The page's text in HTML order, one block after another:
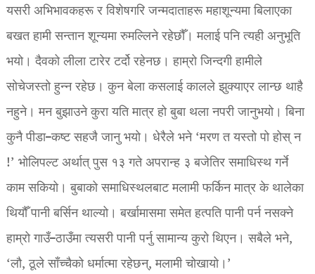
यसरी अभिभावकहरू र विशेषगरि जन्मदाताहरू महाशून्यमा बिलाएका
बखत हामी सन्तान शून्यमा रुमल्लिने रहेछौँ। मलाई पनि त्यही अनुभूति
भयो। दैवको लीला टारेर टर्दो रहेनछ। हाम्रो जिन्दगी हामीले
सोचेजस्तो हुन्न रहेछ। कुन बेला कसलाई कालले झुक्याएर लान्छ थाहै
नहुने। मन बुझाउने कुरा यति मात्र हो बुबा थला नपरी जानुभयो। बिना
कुनै पीडा–कष्ट सहजै जानु भयो। धेरैले भने ‘मरण त यस्तो पो होस् न
!’ भोलिपल्ट अर्थात् पुस १३ गते अपरान्ह ३ बजेतिर समाधिस्थ गर्ने
काम सकियो। बुबाको समाधिस्थलबाट मलामी फर्किन मात्र के थालेका
थियौँ पानी बर्सिन थाल्यो। बर्खामासमा समेत हत्पति पानी पर्न नसक्ने
हाम्रो गाउँ–ठाउँमा त्यसरी पानी पर्नु सामान्य कुरो थिएन। सबैले भने,
‘लौ, ठूले साँच्चैको धर्मात्मा रहेछन्, मलामी चोखायो।’